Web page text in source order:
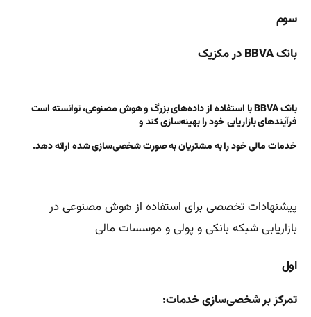
سوم
بانک BBVA در مکزیک
بانک BBVA با استفاده از داده‌های بزرگ و هوش مصنوعی، توانسته است
فرآیندهای بازاریابی خود را بهینه‌سازی کند و
خدمات مالی خود را به مشتریان به صورت شخصی‌سازی شده ارائه دهد.
پیشنهادات تخصصی برای استفاده از هوش مصنوعی در
بازاریابی شبکه بانکی و پولی و موسسات مالی
اول
تمرکز بر شخصی‌سازی خدمات: